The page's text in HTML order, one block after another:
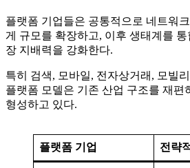
플랫폼 기업들은 공통적으로 네트워
게 규모를 확장하고, 이후 생태계를 통
장 지배력을 강화한다.
특히 검색, 모바일, 전자상거래, 모빌
플랫폼 모델은 기존 산업 구조를 재편
형성하고 있다.
플랫폼 기업 전략